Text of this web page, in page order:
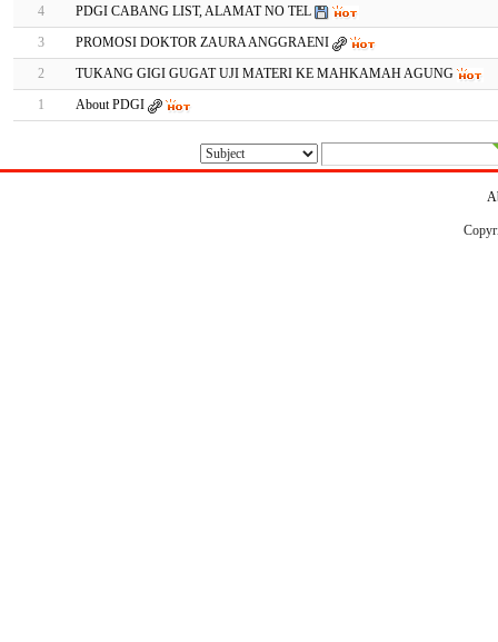
4
PDGI CABANG LIST, ALAMAT NO TEL
3
PROMOSI DOKTOR ZAURA ANGGRAENI
2
TUKANG GIGI GUGAT UJI MATERI KE MAHKAMAH AGUNG
1
About PDGI